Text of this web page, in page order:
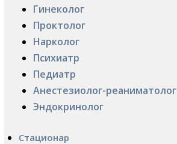
Гинеколог
Проктолог
Нарколог
Психиатр
Педиатр
Анестезиолог-реаниматолог
Эндокринолог
Стационар